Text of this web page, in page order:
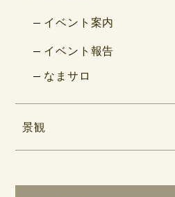
イベント案内
イベント報告
なまサロ
景観